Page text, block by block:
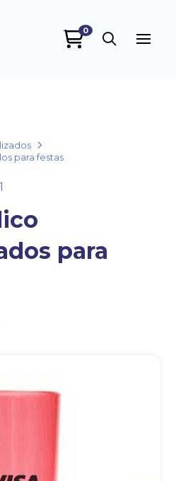
0
para festas
para
a proteger e respeitar